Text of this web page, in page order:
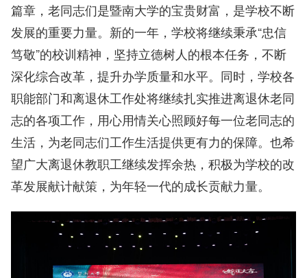
篇章，老同志们是暨南大学的宝贵财富，是学校不断
发展的重要力量。新的一年，学校将继续秉承“忠信
笃敬”的校训精神，坚持立德树人的根本任务，不断
深化综合改革，提升办学质量和水平。同时，学校各
职能部门和离退休工作处将继续扎实推进离退休老同
志的各项工作，用心用情关心照顾好每一位老同志的
生活，为老同志们工作生活提供更有力的保障。也希
望广大离退休教职工继续发挥余热，积极为学校的改
革发展献计献策，为年轻一代的成长贡献力量。